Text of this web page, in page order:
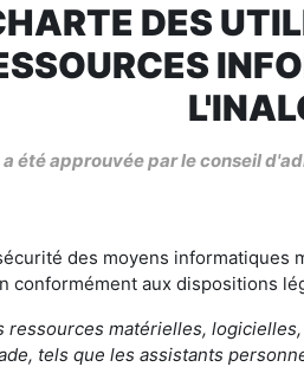
DES
été approuvée par le conseil
des moyens
conformément aux dispositions
matérielles,
tels que les assistants